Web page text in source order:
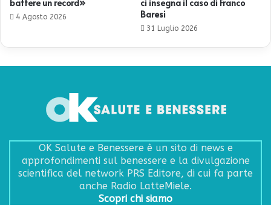
battere un record»
4 Agosto 2026
ci insegna il caso di Franco
Baresi
31 Luglio 2026
OK Salute e Benessere è un sito di news e
approfondimenti sul benessere e la divulgazione
scientifica del network PRS Editore, di cui fa parte
anche Radio LatteMiele.
Scopri chi siamo